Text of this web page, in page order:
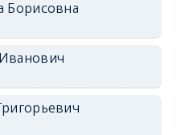
Борисовна